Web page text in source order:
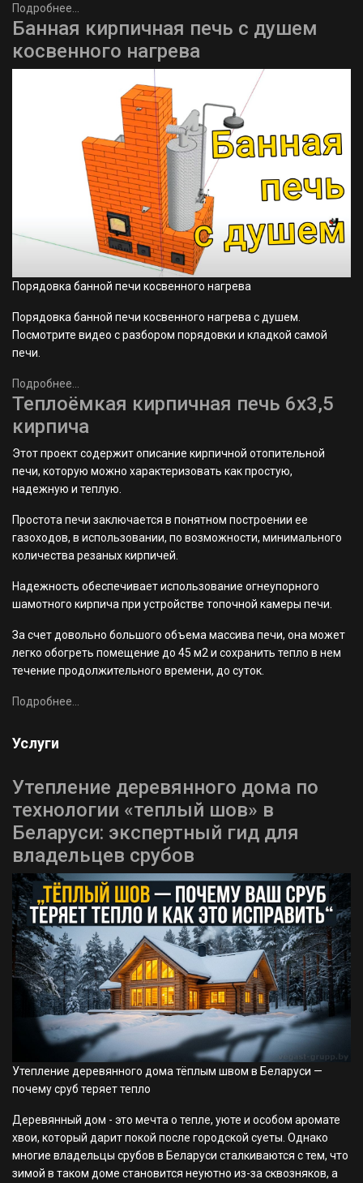
Подробнее...
Банная кирпичная печь с душем
косвенного нагрева
Порядовка банной печи косвенного нагрева
Порядовка банной печи косвенного нагрева с душем.
Посмотрите видео с разбором порядовки и кладкой самой
печи.
Подробнее...
Теплоёмкая кирпичная печь 6х3,5
кирпича
Этот проект содержит описание кирпичной отопительной
печи, которую можно характеризовать как простую,
надежную и теплую.
Простота печи заключается в понятном построении ее
газоходов, в использовании, по возможности, минимального
количества резаных кирпичей.
Надежность обеспечивает использование огнеупорного
шамотного кирпича при устройстве топочной камеры печи.
За счет довольно большого объема массива печи, она может
легко обогреть помещение до 45 м2 и сохранить тепло в нем
течение продолжительного времени, до суток.
Подробнее...
Услуги
Утепление деревянного дома по
технологии «теплый шов» в
Беларуси: экспертный гид для
владельцев срубов
Утепление деревянного дома тёплым швом в Беларуси —
почему сруб теряет тепло
Деревянный дом - это мечта о тепле, уюте и особом аромате
хвои, который дарит покой после городской суеты. Однако
многие владельцы срубов в Беларуси сталкиваются с тем, что
зимой в таком доме становится неуютно из-за сквозняков, а